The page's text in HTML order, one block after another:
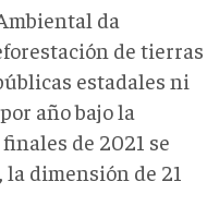
da
de tierras
estadales ni
año bajo la
de 2021 se
dimensión de 21